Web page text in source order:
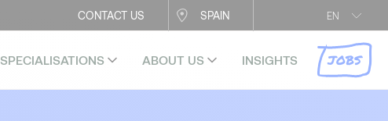
EN
CONTACT US SPAIN
SPECIALISATIONS ABOUT US INSIGHTS JOBS